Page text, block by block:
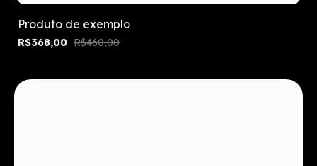
Produto de exemplo
R$368,00 R$460,00